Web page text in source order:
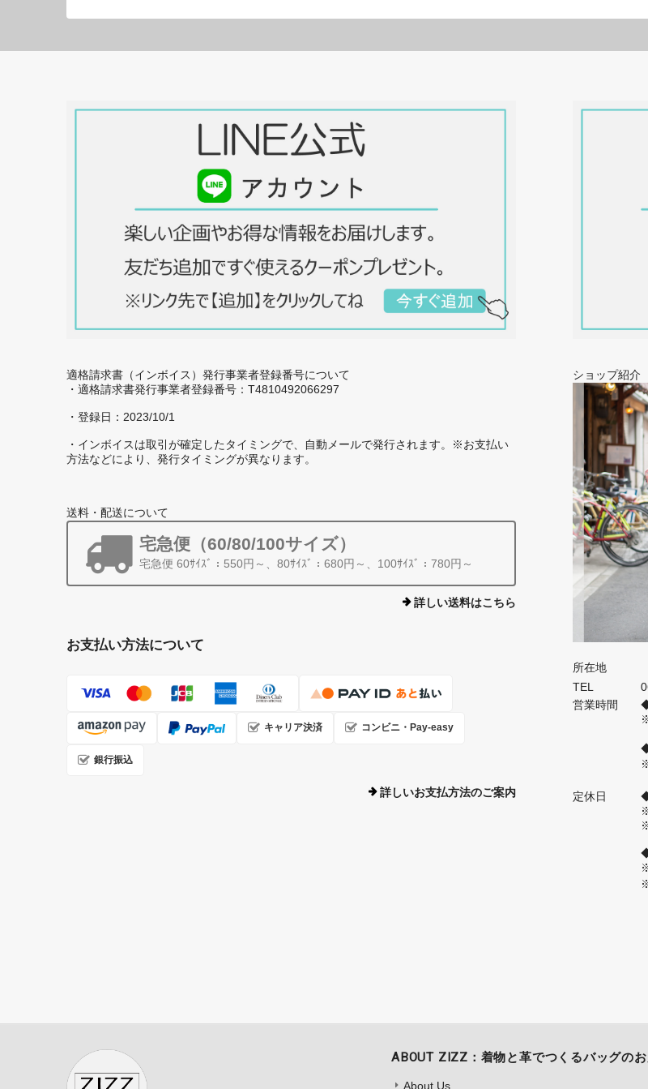
適格請求書（インボイス）発行事業者登録番号について
・適格請求書発行事業者登録番号：T4810492066297
・登録日：2023/10/1
・インボイスは取引が確定したタイミングで、自動メールで発行されます。※お支払い
方法などにより、発行タイミングが異なります。
送料・配送について
宅急便（60/80/100サイズ）
宅急便 60ｻｲｽﾞ：550円～、80ｻｲｽﾞ：680円～、100ｻｲｽﾞ：780円～
詳しい送料はこちら
お支払い方法について
キャリア決済 コンビニ・Pay-easy
銀行振込
詳しいお支払方法のご案内
ショップ紹介
所在地
TEL
営業時間
定休日
ABOUT ZIZZ：着物と革でつくるバッグの
About Us